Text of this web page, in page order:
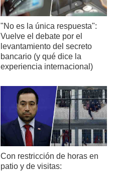
"No es la única respuesta":
Vuelve el debate por el
levantamiento del secreto
bancario (y qué dice la
experiencia internacional)
Con restricción de horas en
patio y de visitas: